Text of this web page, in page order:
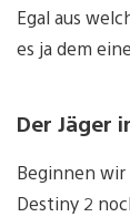
Egal aus
es ja dem
Der Jäger
Beginnen
Destiny 2